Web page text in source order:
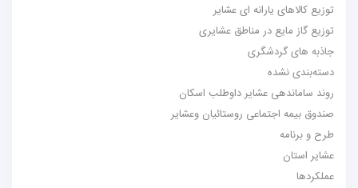
توزیع کالاهای یارانه ای عشایر
توزیع گاز مایع در مناطق عشایری
جاذبه های گردشگری
دسته‌بندی نشده
روند ساماندهی عشایر داوطلب اسکان
صندوق بیمه اجتماعی روستائیان وعشایر
طرح و برنامه
عشایر استان
عملکردها